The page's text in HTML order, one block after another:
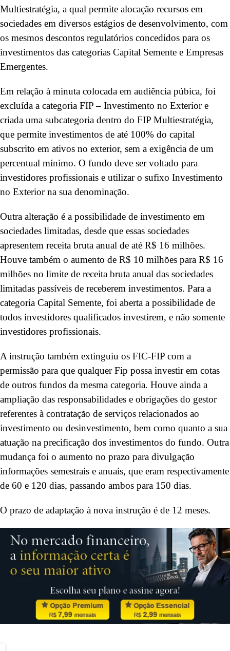
Multiestratégia, a qual permite alocação recursos em
sociedades em diversos estágios de desenvolvimento, com
os mesmos descontos regulatórios concedidos para os
investimentos das categorias Capital Semente e Empresas
Emergentes.
Em relação à minuta colocada em audiência púbica, foi
excluída a categoria FIP – Investimento no Exterior e
criada uma subcategoria dentro do FIP Multiestratégia,
que permite investimentos de até 100% do capital
subscrito em ativos no exterior, sem a exigência de um
percentual mínimo. O fundo deve ser voltado para
investidores profissionais e utilizar o sufixo Investimento
no Exterior na sua denominação.
Outra alteração é a possibilidade de investimento em
sociedades limitadas, desde que essas sociedades
apresentem receita bruta anual de até R$ 16 milhões.
Houve também o aumento de R$ 10 milhões para R$ 16
milhões no limite de receita bruta anual das sociedades
limitadas passíveis de receberem investimentos. Para a
categoria Capital Semente, foi aberta a possibilidade de
todos investidores qualificados investirem, e não somente
investidores profissionais.
A instrução também extinguiu os FIC-FIP com a
permissão para que qualquer Fip possa investir em cotas
de outros fundos da mesma categoria. Houve ainda a
ampliação das responsabilidades e obrigações do gestor
referentes à contratação de serviços relacionados ao
investimento ou desinvestimento, bem como quanto a sua
atuação na precificação dos investimentos do fundo. Outra
mudança foi o aumento no prazo para divulgação
informações semestrais e anuais, que eram respectivamente
de 60 e 120 dias, passando ambos para 150 dias.
O prazo de adaptação à nova instrução é de 12 meses.